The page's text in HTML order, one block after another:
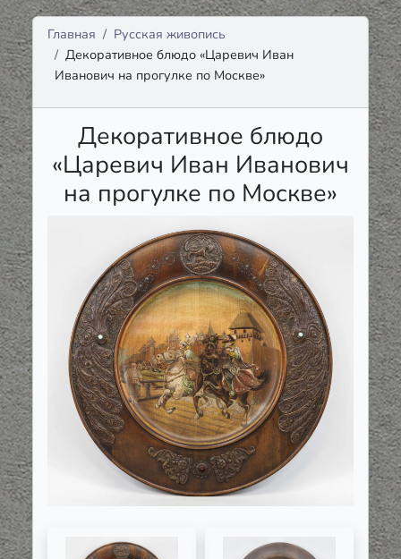
Главная
Русская живопись
Декоративное блюдо «Царевич Иван
Иванович на прогулке по Москве»
Декоративное блюдо
«Царевич Иван Иванович
на прогулке по Москве»